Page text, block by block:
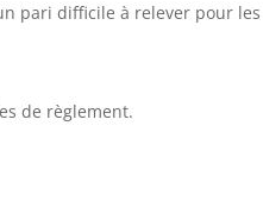
pari difficile à relever pour les
de règlement.